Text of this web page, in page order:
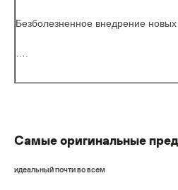
Безболезненное внедрение новых
Самые оригинальные
идеальный почти во всем